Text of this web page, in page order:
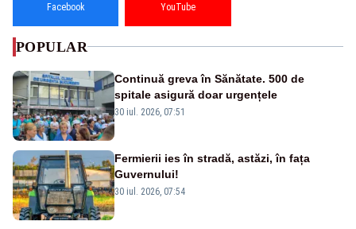
Facebook YouTube
POPULAR
Continuă greva în Sănătate. 500 de
spitale asigură doar urgențele
30 iul. 2026, 07:51
Fermierii ies în stradă, astăzi, în fața
Guvernului!
30 iul. 2026, 07:54